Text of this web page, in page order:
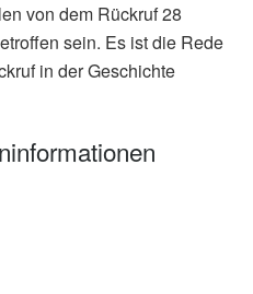
von dem Rückruf 28
sein. Es ist die Rede
in der Geschichte